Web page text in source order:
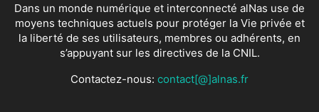
Dans un monde numérique et interconnecté alNas use de
moyens techniques actuels pour protéger la Vie privée et
la liberté de ses utilisateurs, membres ou adhérents, en
s’appuyant sur les directives de la CNIL.
Contactez-nous: contact[@]alnas.fr